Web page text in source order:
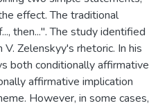
effect. The traditional
then...". The study identified
Zelenskyy's rhetoric. In his
both conditionally affirmative
affirmative implication
However, in some cases,